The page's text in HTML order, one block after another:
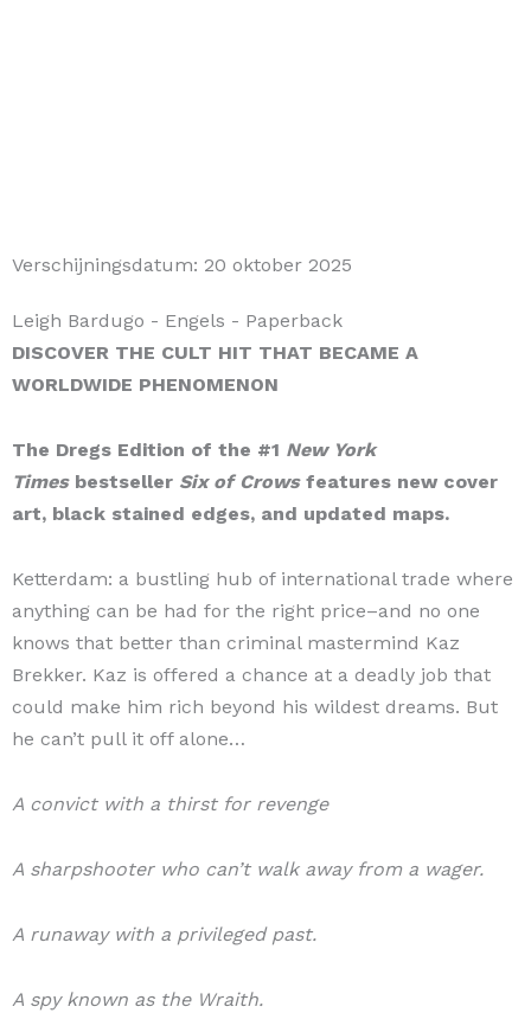
Verschijningsdatum: 20 oktober 2025
Leigh Bardugo - Engels - Paperback
DISCOVER THE CULT HIT THAT BECAME A
WORLDWIDE PHENOMENON
The Dregs Edition of the #1 New York
Timesbestseller Six of Crowsfeatures new cover
art, black stained edges, and updated maps.
Ketterdam: a bustling hub of international trade where
anything can be had for the right price–and no one
knows that better than criminal mastermind Kaz
Brekker. Kaz is offered a chance at a deadly job that
could make him rich beyond his wildest dreams. But
he can’t pull it off alone…
A convict with a thirst for revenge
A sharpshooter who can’t walk away from a wager.
A runaway with a privileged past.
A spy known as the Wraith.